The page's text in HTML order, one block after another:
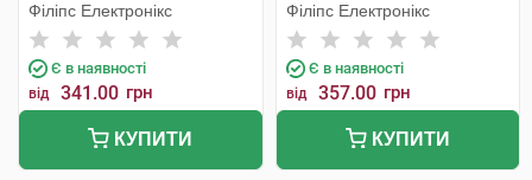
Філіпс Електронікс
Є в наявності
від 341.00 грн
КУПИТИ
Філіпс Електронікс
Є в наявності
від 357.00 грн
КУПИТИ